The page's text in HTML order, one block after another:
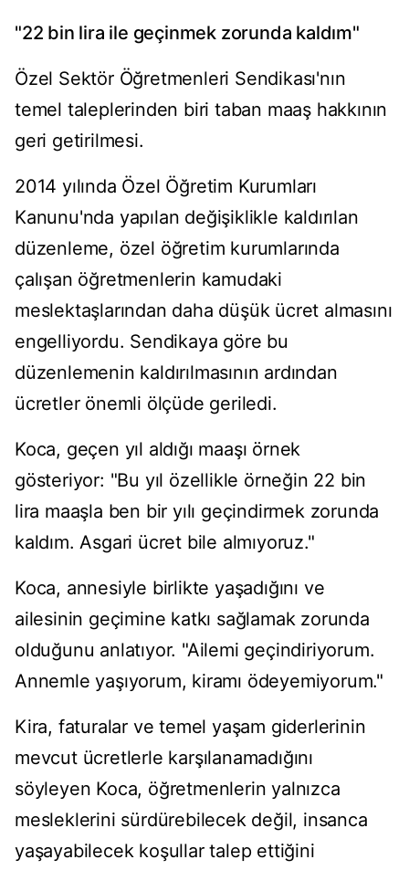
"22 bin lira ile geçinmek zorunda kaldım"
Özel Sektör Öğretmenleri Sendikası'nın
temel taleplerinden biri taban maaş hakkının
geri getirilmesi.
2014 yılında Özel Öğretim Kurumları
Kanunu'nda yapılan değişiklikle kaldırılan
düzenleme, özel öğretim kurumlarında
çalışan öğretmenlerin kamudaki
meslektaşlarından daha düşük ücret almasını
engelliyordu. Sendikaya göre bu
düzenlemenin kaldırılmasının ardından
ücretler önemli ölçüde geriledi.
Koca, geçen yıl aldığı maaşı örnek
gösteriyor: "Bu yıl özellikle örneğin 22 bin
lira maaşla ben bir yılı geçindirmek zorunda
kaldım. Asgari ücret bile almıyoruz."
Koca, annesiyle birlikte yaşadığını ve
ailesinin geçimine katkı sağlamak zorunda
olduğunu anlatıyor. "Ailemi geçindiriyorum.
Annemle yaşıyorum, kiramı ödeyemiyorum."
Kira, faturalar ve temel yaşam giderlerinin
mevcut ücretlerle karşılanamadığını
söyleyen Koca, öğretmenlerin yalnızca
mesleklerini sürdürebilecek değil, insanca
yaşayabilecek koşullar talep ettiğini